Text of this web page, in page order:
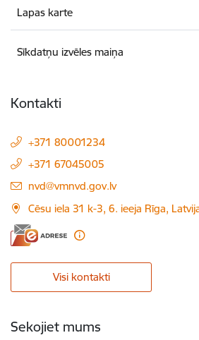
Lapas karte
Sīkdatņu izvēles maiņa
Kontakti
+371 80001234
+371 67045005
E-pasts:
nvd@vmnvd.gov.lv
Cēsu iela 31 k-3, 6. ieeja Rīga,
Visi kontakti
Sekojiet mums